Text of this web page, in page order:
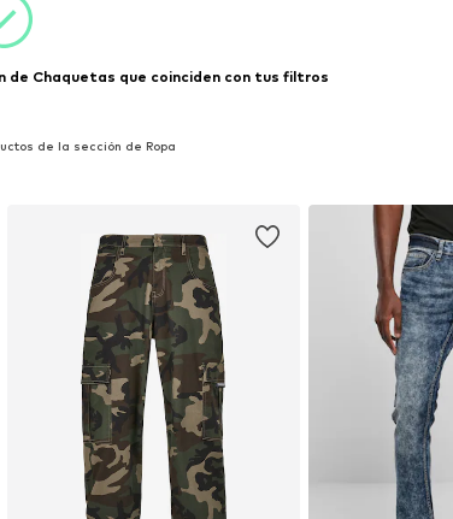
Chaquetas que coinciden con tus filtros
de la sección de Ropa